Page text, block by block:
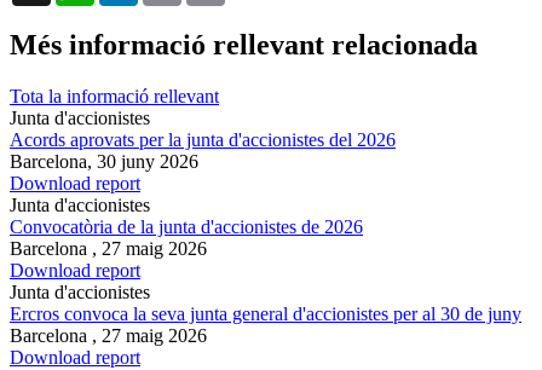
Més informació rellevant relacionada
Tota la informació rellevant
Junta d'accionistes
Acords aprovats per la junta d'accionistes del 2026
Barcelona, 30 juny 2026
Download report
Junta d'accionistes
Convocatòria de la junta d'accionistes de 2026
Barcelona , 27 maig 2026
Download report
Junta d'accionistes
Ercros convoca la seva junta general d'accionistes per al 30 de juny
Barcelona , 27 maig 2026
Download report